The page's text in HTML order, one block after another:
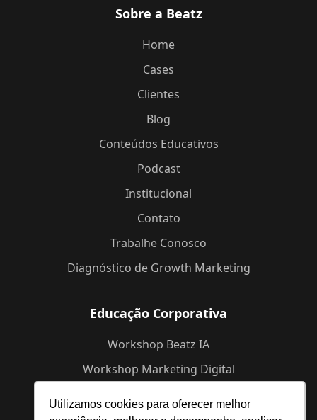
Utilizamos cookies para oferecer melhor
Sobre a Beatz
Home
Cases
Clientes
Blog
Conteúdos Educativos
Podcast
Institucional
Contato
Trabalhe Conosco
Diagnóstico de Growth Marketing
Educação Corporativa
Workshop Beatz IA
Workshop Marketing Digital